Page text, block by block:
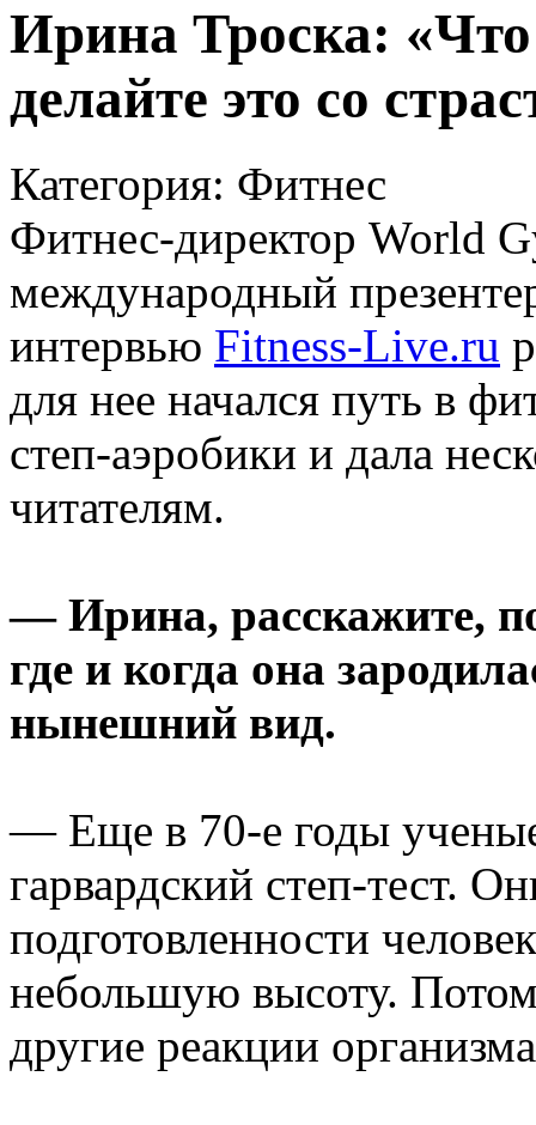
Ирина Троска:
делайте это со
Категория: Фитнес
Фитнес-директор World
международный
интервью Fitness-Live.ru
для нее начался путь в
степ-аэробики и дала
читателям.
— Ирина, расскажите,
где и когда она
нынешний вид.
— Еще в 70-е годы
гарвардский степ-тест.
подготовленности
небольшую высоту.
другие реакции